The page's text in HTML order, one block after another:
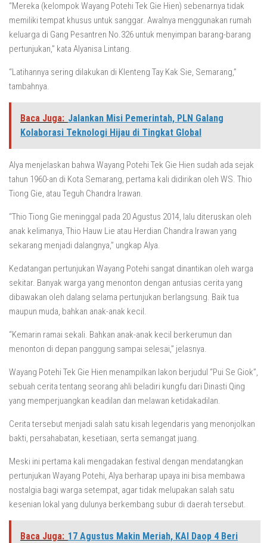
“Mereka (kelompok Wayang Potehi Tek Gie Hien) sebenarnya tidak
memiliki tempat khusus untuk sanggar. Awalnya menggunakan rumah
keluarga di Gang Pesantren No.326 untuk menyimpan barang-barang
pertunjukan,” kata Alyanisa Lintang.
“Latihannya sering dilakukan di Klenteng Tay Kak Sie, Semarang,”
tambahnya.
Baca Juga: Jalankan Misi Pemerintah, PLN Galang
Kolaborasi Teknologi Hijau di Tingkat Global
Alya menjelaskan bahwa Wayang Potehi Tek Gie Hien sudah ada sejak
tahun 1960-an di Kota Semarang, pertama kali didirikan oleh WS. Thio
Tiong Gie, atau Teguh Chandra Irawan.
“Thio Tiong Gie meninggal pada 20 Agustus 2014, lalu diteruskan oleh
anak kelimanya, Thio Hauw Lie atau Herdian Chandra Irawan yang
sekarang menjadi dalangnya,” ungkap Alya.
Kedatangan pertunjukan Wayang Potehi sangat dinantikan oleh warga
sekitar. Banyak warga yang menonton dengan antusias cerita yang
dibawakan oleh dalang selama pertunjukan berlangsung. Baik tua
maupun muda, bahkan anak-anak kecil.
“Kemarin ramai sekali. Bahkan anak-anak kecil berkerumun dan
menonton di depan panggung sampai selesai,” jelasnya.
Wayang Potehi Tek Gie Hien menampilkan lakon berjudul “Pui Se Giok”,
sebuah cerita tentang seorang ahli beladiri kungfu dari Dinasti Qing
yang memperjuangkan keadilan dan melawan ketidakadilan.
Cerita tersebut menjadi salah satu kisah legendaris yang menonjolkan
bakti, persahabatan, kesetiaan, serta semangat juang.
Meski ini pertama kali mengadakan festival dengan mendatangkan
pertunjukan Wayang Potehi, Alya berharap upaya ini bisa membawa
nostalgia bagi warga setempat, agar tidak melupakan salah satu
kesenian lokal yang dulunya berkembang subur di daerah tersebut.
Baca Juga: 17 Agustus Makin Meriah, KAI Daop 4 Beri